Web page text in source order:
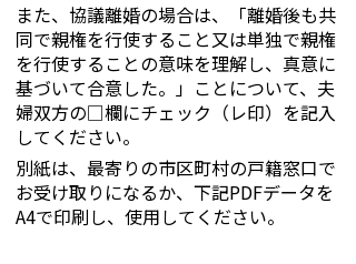
また、協議離婚の場合は、「離婚後も共
同で親権を行使すること又は単独で親権
を行使することの意味を理解し、真意に
基づいて合意した。」ことについて、夫
婦双方の□欄にチェック（レ印）を記入
してください。
別紙は、最寄りの市区町村の戸籍窓口で
お受け取りになるか、下記PDFデータを
A4で印刷し、使用してください。